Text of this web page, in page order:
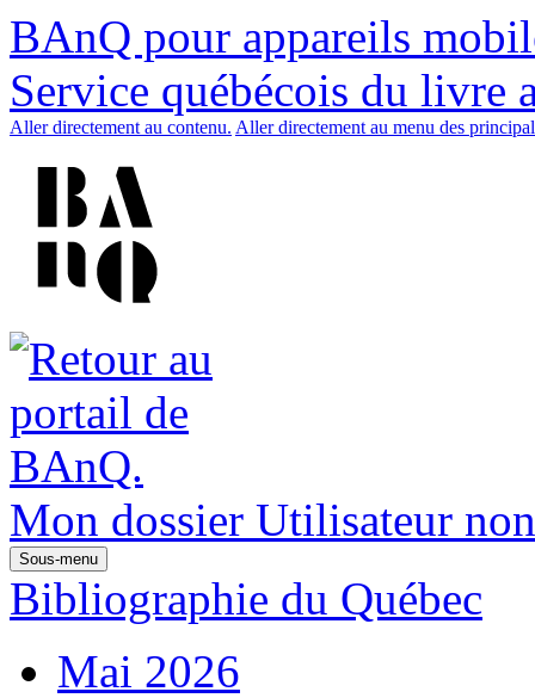
BAnQ pour appareils
Service québécois du livre
Aller directement au contenu. Aller directement au menu des
Mon dossier Utilisateur
Sous-menu
Bibliographie du Québec
Mai 2026